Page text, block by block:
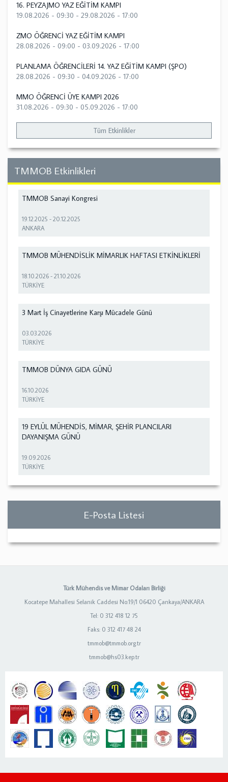
16. PEYZAJMO YAZ EĞİTİM KAMPI
19.08.2026 - 09:30 - 29.08.2026 - 17:00
ZMO ÖĞRENCİ YAZ EĞİTİM KAMPI
28.08.2026 - 09:00 - 03.09.2026 - 17:00
PLANLAMA ÖĞRENCİLERİ 14. YAZ EĞİTİM KAMPI (ŞPO)
28.08.2026 - 09:30 - 04.09.2026 - 17:00
MMO ÖĞRENCİ ÜYE KAMPI 2026
31.08.2026 - 09:30 - 05.09.2026 - 17:00
Tüm Etkinlikler
TMMOB Etkinlikleri
TMMOB Sanayi Kongresi
19.12.2025 -20.12.2025
ANKARA
TMMOB MÜHENDİSLİK MİMARLIK HAFTASI ETKİNLİKLERİ
18.10.2026 -21.10.2026
TÜRKİYE
3 Mart İş Cinayetlerine Karşı Mücadele Günü
03.03.2026
TÜRKİYE
TMMOB DÜNYA GIDA GÜNÜ
16.10.2026
TÜRKİYE
19 EYLÜL MÜHENDİS, MİMAR, ŞEHİR PLANCILARI
DAYANIŞMA GÜNÜ
19.09.2026
TÜRKİYE
E-Posta Listesi
Türk Mühendis ve Mimar Odaları Birliği
Kocatepe Mahallesi Selanik Caddesi No:19/1 06420 Çankaya/ANKARA
Tel: 0 312 418 12 75
Faks: 0 312 417 48 24
tmmob@tmmob.org.tr
tmmob@hs03.kep.tr